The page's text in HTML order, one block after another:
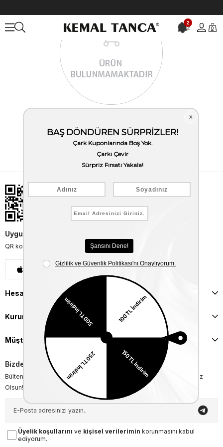
2
2 0
Uygulamalarımızı İndirin
QR kodu okutarak uygulamalarımızı indirebilirsiniz.
App Store
Hesabım
Kurumsal
Müşteri İlişkileri
Bizden Haberler
Bültenimize Üye Olun ! Tüm İndirim ve Fırsatlardan İlk Sizin Haberiniz
Olsun!
Üyelik koşullarını ve kişisel verilerimin korunmasını kabul
ediyorum.